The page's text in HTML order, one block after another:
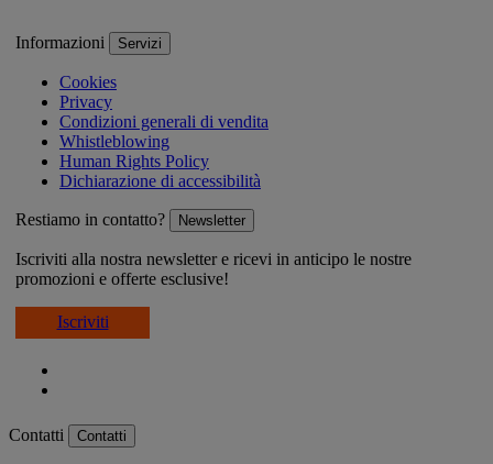
Informazioni Servizi
Cookies
Privacy
Condizioni generali di vendita
Whistleblowing
Human Rights Policy
Dichiarazione di accessibilità
Restiamo in contatto? Newsletter
Iscriviti alla nostra newsletter e ricevi in anticipo le nostre
promozioni e offerte esclusive!
Iscriviti
Contatti Contatti